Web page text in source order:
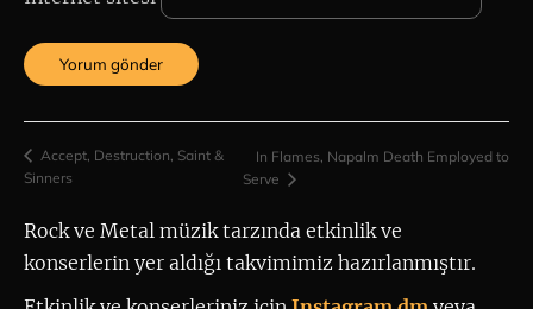
Accept, Destruction, Saint &
Sinners
In Flames, Napalm Death Employed to
Serve
Rock ve Metal müzik tarzında etkinlik ve
konserlerin yer aldığı takvimimiz hazırlanmıştır.